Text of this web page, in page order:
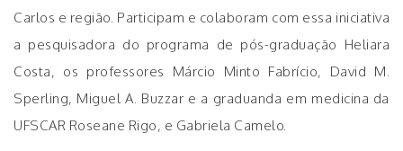
Carlos e região. Participam e colaboram com essa iniciativa
a pesquisadora do programa de pós-graduação Heliara
Costa, os professores Márcio Minto Fabrício, David M.
Sperling, Miguel A. Buzzar e a graduanda em medicina da
UFSCAR Roseane Rigo, e Gabriela Camelo.